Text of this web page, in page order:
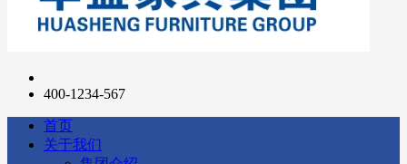
400-1234-567
首页
关于我们